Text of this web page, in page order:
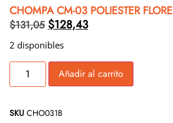
CHOMPA CM-03 POLIESTER
$131,05 $128,43
2 disponibles
Añadir al carrito
SKU CHO031B